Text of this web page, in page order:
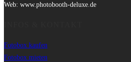
Web: www.photobooth-deluxe.de
Fotobox kaufen
Fotobox mieten